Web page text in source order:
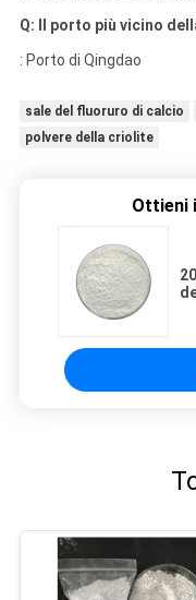
Q: Il porto più vicino
: Porto di Qingdao
sale del fluoruro di calcio
polvere della criolite
Ottieni